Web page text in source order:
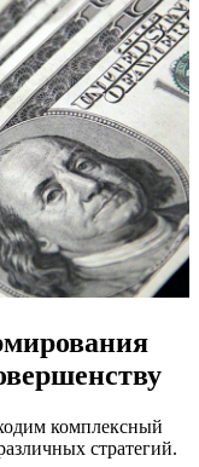
комплексный
стратегий.